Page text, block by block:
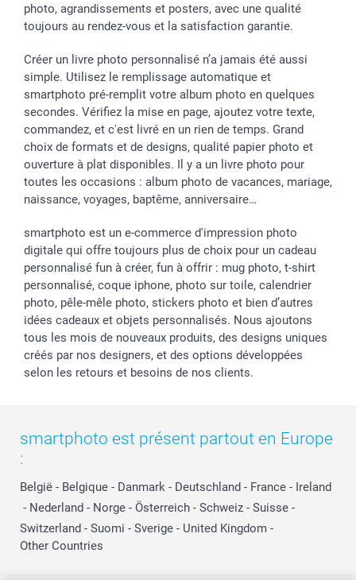
photo, agrandissements et posters, avec une qualité
toujours au rendez-vous et la satisfaction garantie.
Créer un livre photo personnalisé n’a jamais été aussi
simple. Utilisez le remplissage automatique et
smartphoto pré-remplit votre album photo en quelques
secondes. Vérifiez la mise en page, ajoutez votre texte,
commandez, et c'est livré en un rien de temps. Grand
choix de formats et de designs, qualité papier photo et
ouverture à plat disponibles. Il y a un livre photo pour
toutes les occasions : album photo de vacances, mariage,
naissance, voyages, baptême, anniversaire…
smartphoto est un e-commerce d'impression photo
digitale qui offre toujours plus de choix pour un cadeau
personnalisé fun à créer, fun à offrir : mug photo, t-shirt
personnalisé, coque iphone, photo sur toile, calendrier
photo, pêle-mêle photo, stickers photo et bien d’autres
idées cadeaux et objets personnalisés. Nous ajoutons
tous les mois de nouveaux produits, des designs uniques
créés par nos designers, et des options développées
selon les retours et besoins de nos clients.
smartphoto est présent partout en Europe
:
België - Belgique - Danmark - Deutschland - France - Ireland
- Nederland - Norge - Österreich - Schweiz - Suisse -
Switzerland - Suomi - Sverige - United Kingdom -
Other Countries